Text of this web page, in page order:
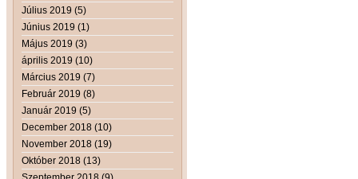
Július 2019 (5)
Június 2019 (1)
Május 2019 (3)
április 2019 (10)
Március 2019 (7)
Február 2019 (8)
Január 2019 (5)
December 2018 (10)
November 2018 (19)
Október 2018 (13)